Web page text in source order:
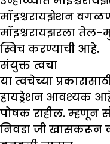
मॉइश्चरायझेशन
मॉइश्चरायझरला तेल-
स्विच करण्याची आहे.
संयुक्त त्वचा
या त्वचेच्या
हायड्रेशन आवश्यक
पोषक राहील. म्हणून
निवडा जी खासकरून